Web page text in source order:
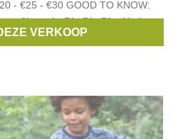
- €25 - €30 GOOD TO KNOW:
,Name it,Bla Bla Bla,Hatley,
VERKOOP